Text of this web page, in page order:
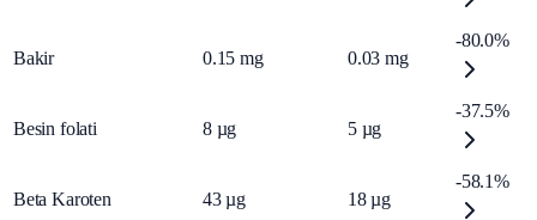
Bakir 0.15 mg 0.03 mg
-80.0%
Besin folati 8 µg 5 µg
-37.5%
Beta Karoten 43 µg 18 µg
-58.1%